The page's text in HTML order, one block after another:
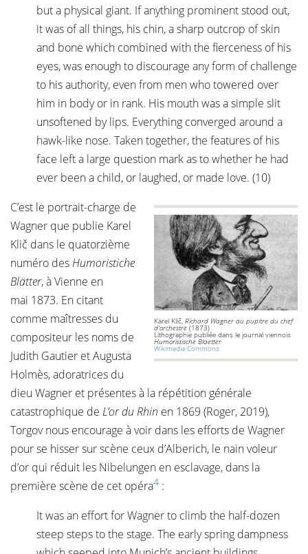
but a physical giant. If anything prominent stood out,
it was of all things, his chin, a sharp outcrop of skin
and bone which combined with the fierceness of his
eyes, was enough to discourage any form of challenge
to his authority, even from men who towered over
him in body or in rank. His mouth was a simple slit
unsoftened by lips. Everything converged around a
hawk-like nose. Taken together, the features of his
face left a large question mark as to whether he had
ever been a child, or laughed, or made love. (10)
Karel Klič, Richard Wagner au pupitre du chef
d'orchestre (1873)
Lithographie publiée dans le journal viennois
Humoristische Blaetter
Wikimedia Commons
C’est le portrait-charge de
Wagner que publie Karel
Klič dans le quatorzième
numéro desHumoristiche
Blätter, à Vienne en
mai 1873. En citant
comme maîtresses du
compositeur les noms de
Judith Gautier et Augusta
Holmès, adoratrices du
dieu Wagner et présentes à la répétition générale
catastrophique de L’or du Rhin en 1869 (Roger, 2019),
Torgov nous encourage à voir dans les efforts de Wagner
pour se hisser sur scène ceux d’Alberich, le nain voleur
d’or qui réduit les Nibelungen en esclavage, dans la
première scène de cet opéra4 :
It was an effort for Wagner to climb the half-dozen
steep steps to the stage. The early spring dampness